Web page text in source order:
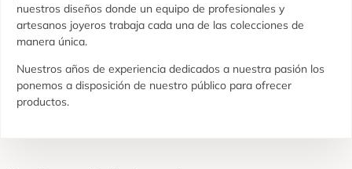
nuestros diseños donde un equipo de profesionales y
artesanos joyeros trabaja cada una de las colecciones de
manera única.
Nuestros años de experiencia dedicados a nuestra pasión los
ponemos a disposición de nuestro público para ofrecer
productos.